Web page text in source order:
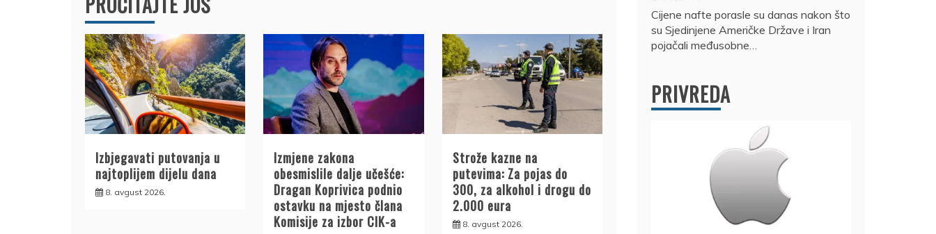
Izbjegavati putovanja u
najtoplijem dijelu dana
8. avgust 2026.
Izmjene zakona
obesmislile dalje učešće:
Dragan Koprivica podnio
ostavku na mjesto člana
Komisije za izbor CIK-a
Strože kazne na
putevima: Za pojas do
300, za alkohol i drogu do
2.000 eura
8. avgust 2026.
Cijene nafte porasle su danas nakon što
su Sjedinjene Američke Države i Iran
pojačali međusobne…
PRIVREDA